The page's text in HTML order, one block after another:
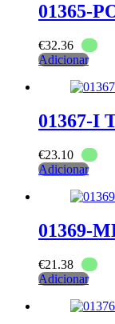
01365-
€32.36
Adicionar
01367-I
€23.10
Adicionar
01369-
€21.38
Adicionar